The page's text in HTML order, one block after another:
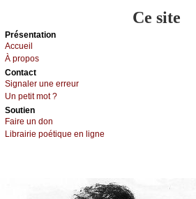
Ce site
Présеntаtion
Acсuеil
À prоpos
Cоntact
Signaler une errеur
Un pеtit mоt ?
Sоutien
Fаirе un dоn
Librairiе pоétique en lignе